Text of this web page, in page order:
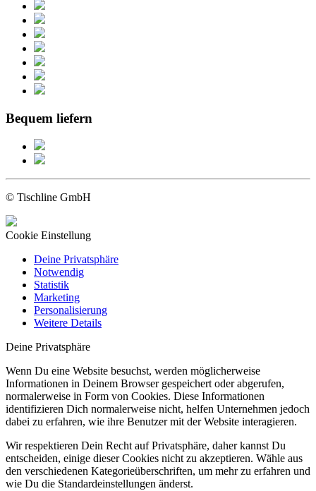
Bequem liefern
© Tischline GmbH
Cookie Einstellung
Deine Privatsphäre
Notwendig
Statistik
Marketing
Personalisierung
Weitere Details
Deine Privatsphäre
Wenn Du eine Website besuchst, werden möglicherweise
Informationen in Deinem Browser gespeichert oder abgerufen,
normalerweise in Form von Cookies. Diese Informationen
identifizieren Dich normalerweise nicht, helfen Unternehmen jedoch
dabei zu erfahren, wie ihre Benutzer mit der Website interagieren.
Wir respektieren Dein Recht auf Privatsphäre, daher kannst Du
entscheiden, einige dieser Cookies nicht zu akzeptieren. Wähle aus
den verschiedenen Kategorieüberschriften, um mehr zu erfahren und
wie Du die Standardeinstellungen änderst.